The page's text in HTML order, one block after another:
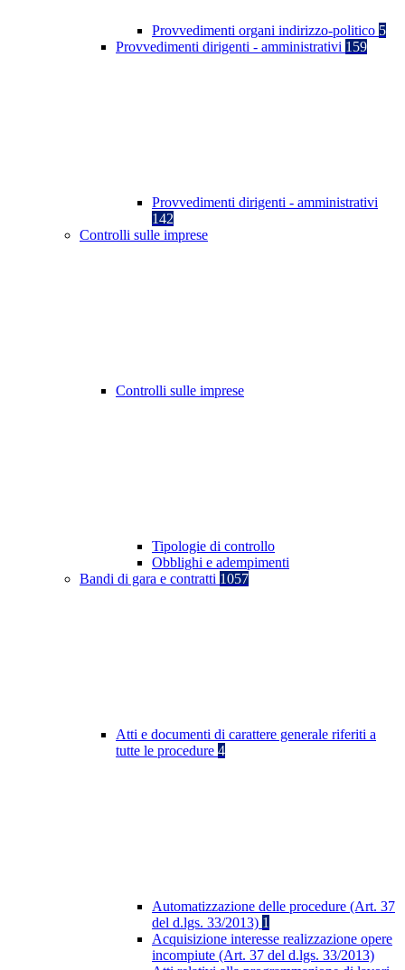
Provvedimenti organi indirizzo-politico 5
Provvedimenti dirigenti - amministrativi 159
Provvedimenti dirigenti - amministrativi
142
Controlli sulle imprese
Controlli sulle imprese
Tipologie di controllo
Obblighi e adempimenti
Bandi di gara e contratti 1057
Atti e documenti di carattere generale riferiti a
tutte le procedure 4
Automatizzazione delle procedure (Art. 37
del d.lgs. 33/2013) 1
Acquisizione interesse realizzazione opere
incompiute (Art. 37 del d.lgs. 33/2013)